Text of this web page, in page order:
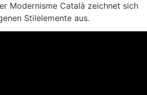
Modernisme Català zeichnet sich
Stilelemente aus.